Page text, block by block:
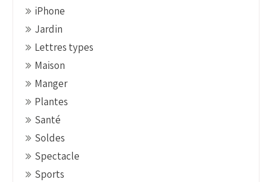
iPhone
Jardin
Lettres types
Maison
Manger
Plantes
Santé
Soldes
Spectacle
Sports